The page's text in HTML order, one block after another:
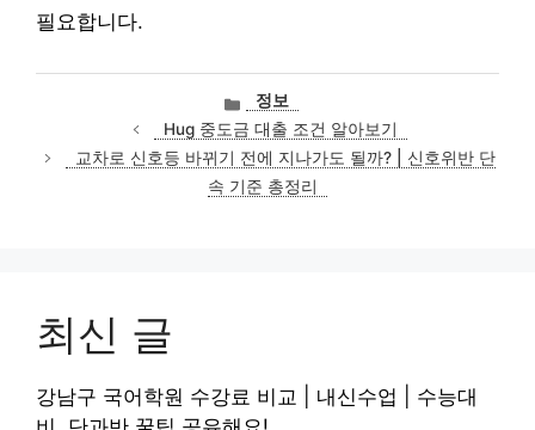
필요합니다.
카
테
고
리
정보
Hug 중도금 대출 조건 알아보기
교차로 신호등 바뀌기 전에 지나가도 될까? | 신호위반 단
속 기준 총정리
최신 글
강남구 국어학원 수강료 비교 | 내신수업 | 수능대